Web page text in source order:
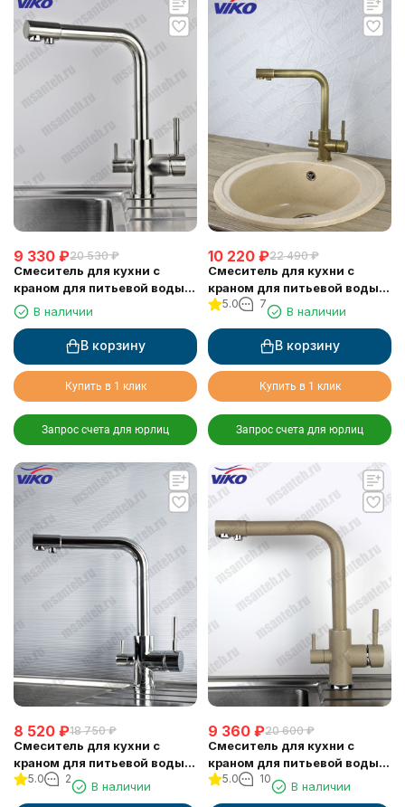
9 330 ₽20 530 ₽
Смеситель для кухни с
краном для питьевой воды
VIKO V-5054
В наличии
В корзину
Купить в 1 клик
Запрос счета для юрлиц
10 220 ₽22 490 ₽
Смеситель для кухни с
краном для питьевой воды
VIKO V-5064
5.0 7
В наличии
В корзину
Купить в 1 клик
Запрос счета для юрлиц
8 520 ₽18 750 ₽
Смеситель для кухни с
краном для питьевой воды
VIKO V-5004
5.0 2
В наличии
9 360 ₽20 600 ₽
Смеситель для кухни с
краном для питьевой воды
VIKO V-5014
5.0 10
В наличии